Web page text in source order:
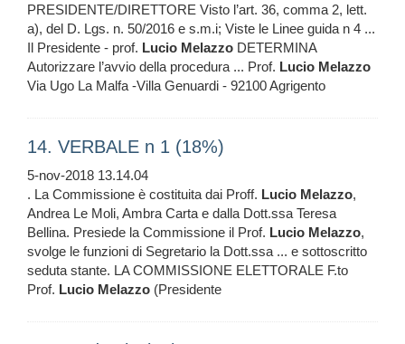
PRESIDENTE/DIRETTORE Visto l’art. 36, comma 2, lett.
a), del D. Lgs. n. 50/2016 e s.m.i; Viste le Linee guida n 4 ...
Il Presidente - prof. Lucio Melazzo DETERMINA
Autorizzare l’avvio della procedura ... Prof. Lucio Melazzo
Via Ugo La Malfa -Villa Genuardi - 92100 Agrigento
14. VERBALE n 1 (18%)
5-nov-2018 13.14.04
. La Commissione è costituita dai Proff. Lucio Melazzo,
Andrea Le Moli, Ambra Carta e dalla Dott.ssa Teresa
Bellina. Presiede la Commissione il Prof. Lucio Melazzo,
svolge le funzioni di Segretario la Dott.ssa ... e sottoscritto
seduta stante. LA COMMISSIONE ELETTORALE F.to
Prof. Lucio Melazzo (Presidente